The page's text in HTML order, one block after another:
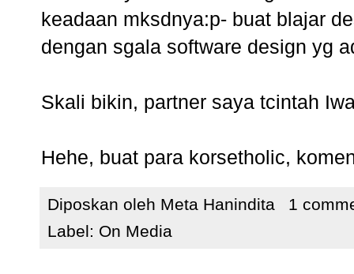
keadaan mksdnya:p- buat blajar
dengan sgala software design yg
Skali bikin, partner saya tcintah
Hehe, buat para korsetholic,
Diposkan oleh Meta Hanindita
1
Label: On Media